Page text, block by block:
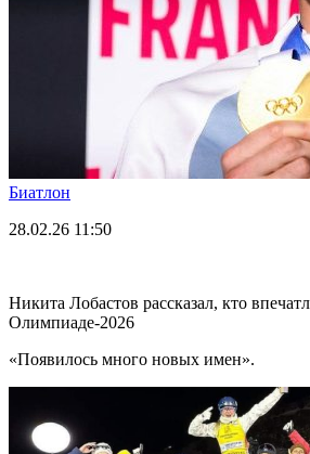
Биатлон
28.02.26 11:50
Никита Лобастов рассказал, кто
Олимпиаде-2026
«Появилось много новых имен».